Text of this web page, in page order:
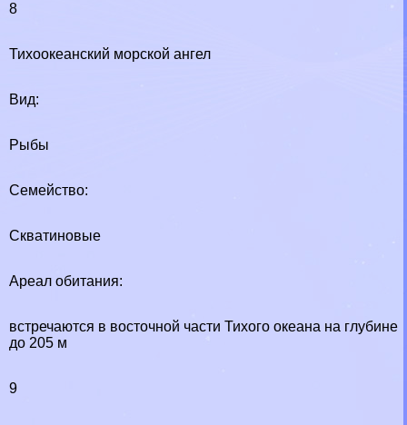
8
Тихоокеанский морской ангел
Вид:
Рыбы
Семейство:
Скватиновые
Ареал обитания:
встречаются в восточной части Тихого океана на глубине
до 205 м
9